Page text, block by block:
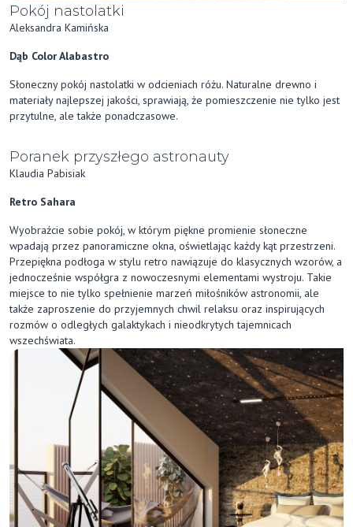
Pokój nastolatki
Aleksandra Kamińska
Dąb Color Alabastro
Słoneczny pokój nastolatki w odcieniach różu. Naturalne drewno i
materiały najlepszej jakości, sprawiają, że pomieszczenie nie tylko jest
przytulne, ale także ponadczasowe.
Poranek przyszłego astronauty
Klaudia Pabisiak
Retro Sahara
Wyobraźcie sobie pokój, w którym piękne promienie słoneczne
wpadają przez panoramiczne okna, oświetlając każdy kąt przestrzeni.
Przepiękna podłoga w stylu retro nawiązuje do klasycznych wzorów, a
jednocześnie współgra z nowoczesnymi elementami wystroju. Takie
miejsce to nie tylko spełnienie marzeń miłośników astronomii, ale
także zaproszenie do przyjemnych chwil relaksu oraz inspirujących
rozmów o odległych galaktykach i nieodkrytych tajemnicach
wszechświata.